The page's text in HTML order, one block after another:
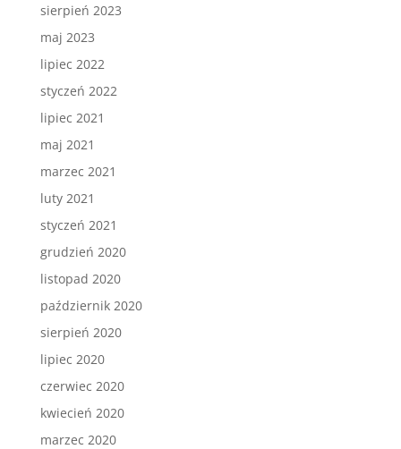
sierpień 2023
maj 2023
lipiec 2022
styczeń 2022
lipiec 2021
maj 2021
marzec 2021
luty 2021
styczeń 2021
grudzień 2020
listopad 2020
październik 2020
sierpień 2020
lipiec 2020
czerwiec 2020
kwiecień 2020
marzec 2020